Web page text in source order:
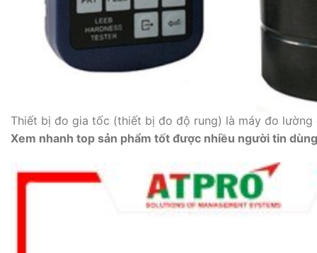
Thiết bị đo gia tốc (thiết bị đo độ rung) là máy đo
Xem nhanh top sản phẩm tốt được nhiều người tin